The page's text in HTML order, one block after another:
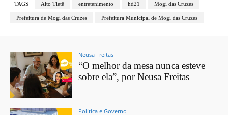
TAGS Alto Tietê entretenimento hd21 Mogi das Cruzes
Prefeitura de Mogi das Cruzes Prefeitura Municipal de Mogi das Cruzes
Neusa Freitas
“O melhor da mesa nunca esteve
sobre ela”, por Neusa Freitas
Política e Governo